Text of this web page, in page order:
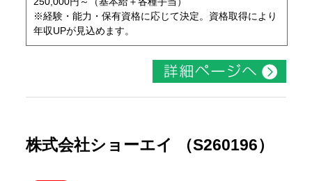
※経験・能力・保有資格に応じて決定。資格取得により
年収UPが見込めます。
株式会社ショーエイ （S260196）